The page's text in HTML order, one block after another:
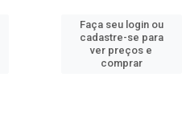
Faça seu login ou
cadastre-se para
ver preços e
comprar